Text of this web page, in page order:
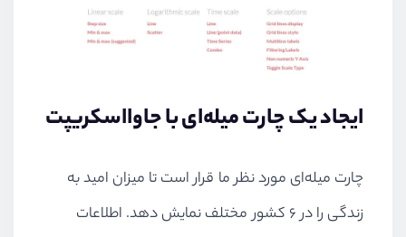
ایجاد یک چارت میله‌ای با جاوااسکریپت
چارت میله‌ای مورد نظر ما قرار است تا میزان امید به
زندگی را در ۶ کشور مختلف نمایش دهد. اطلاعات